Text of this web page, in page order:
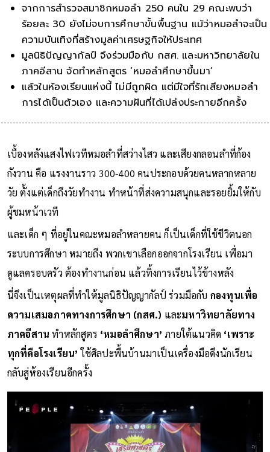
จากการสำรวจสมาชิกหมอลำ 250 คนใน 29 คณะพบว่า
ร้อยละ 30 ยังไม่จบการศึกษาขั้นพื้นฐาน แม้ว่าหมอลำจะเป็น
ความบันเทิงที่สร้างมูลค่าเศรษฐกิจให้ประเทศ
มูลนิธิปัญญากัลป์ จึงร่วมมือกับ กสศ. และมหาวิทยาลัยใน
ภาคอีสาน จัดทำหลักสูตร ‘หมอลำศึกษาขึ้นมา’
แล้วในห้องเรียนแห่งนี้ ไม่มีถูกผิด แต่มีใจที่รักเสียงหมอลำ
การได้เป็นตัวเอง และความฝันที่ได้เปล่งประกายอีกครั้ง
เบื้องหลังแสงไฟเวทีหมอลำที่สว่างไสว และเสียงกลอนลำที่ก้อง
กังวาน คือ แรงงานราว 300-400 คนประกอบด้วยคนหลากหลาย
วัย ตั้งแต่เด็กถึงวัยทำงาน ทำหน้าที่ส่งความสนุกและรอยยิ้มให้กับ
ผู้ชมหน้าเวที
และเด็ก ๆ ที่อยู่ในคณะหมอลำหลายคน ก็เป็นเด็กที่ใช้ชีวิตนอก
ระบบการศึกษา หมายถึง พวกเขาเลือกออกจากโรงเรียน เพื่อมา
ดูแลครอบครัว ต้องทำงานก่อน แล้วทิ้งการเรียนไว้ข้างหลัง
นี่จึงเป็นเหตุผลที่ทำให้มูลนิธิปัญญากัลป์ ร่วมมือกับ กองทุนเพื่อ
ความเสมอภาคทางการศึกษา (กสศ.) และมหาวิทยาลัยทาง
ภาคอีสาน ทำหลักสูตร ‘หมอลำศึกษา’ ภายใต้แนวคิด ‘เพราะ
ทุกที่คือโรงเรียน’ใช้ศิลปะพื้นบ้านมาเป็นเครื่องมือดึงนักเรียน
กลับสู่ห้องเรียนอีกครั้ง